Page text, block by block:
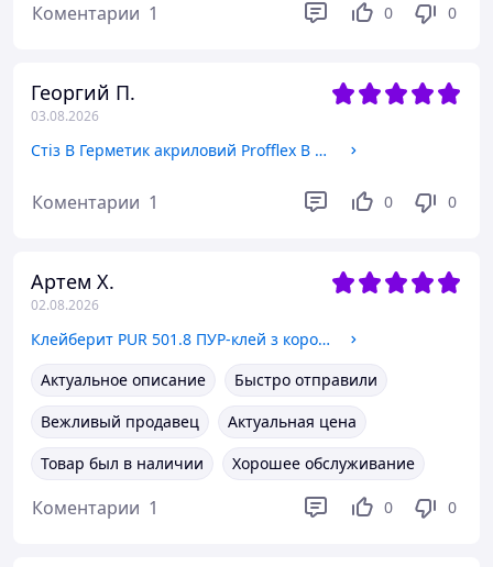
Коментарии 1 0 0
Георгий П.
03.08.2026
Стіз В Герметик акриловий Profflex В 600мл для внутрішнього використання (білий)
Коментарии 1 0 0
Артем Х.
02.08.2026
Клейберит PUR 501.8 ПУР-клей з коротким часом переробки (1 кг)
Актуальное описание
Быстро отправили
Вежливый продавец
Актуальная цена
Товар был в наличии
Хорошее обслуживание
Коментарии 1 0 0